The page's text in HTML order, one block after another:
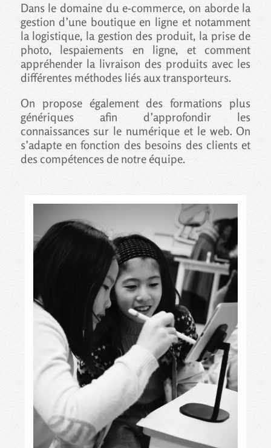
Dans le domaine du e-commerce, on aborde la
gestion d’une boutique en ligne et notamment
la logistique, la gestion des produit, la prise de
photo, lespaiements en ligne, et comment
appréhender la livraison des produits avec les
différentes méthodes liés aux transporteurs.
On propose également des formations plus
génériques afin d’approfondir les
connaissances sur le numérique et le web. On
s’adapte en fonction des besoins des clients et
des compétences de notre équipe.